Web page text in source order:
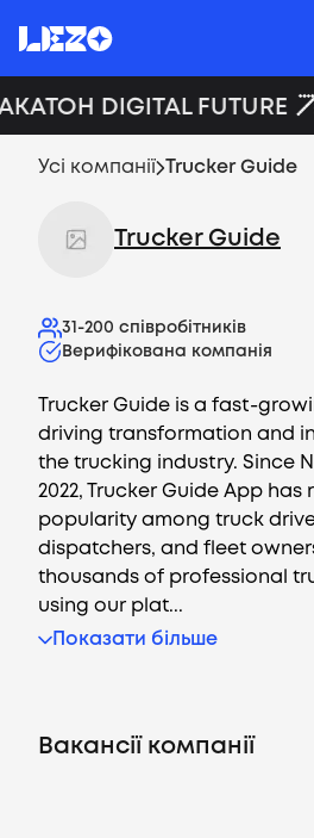
DIGITAL FUTURE
Усі компанії Trucker Guide
Trucker Guide
31-200 співробітників
Верифікована компанія
Trucker Guide is a fast-
driving transformation and
the trucking industry. Since
2022, Trucker Guide App
popularity among truck
dispatchers, and fleet
thousands of professional
using our plat...
Показати більше
Вакансії компанії